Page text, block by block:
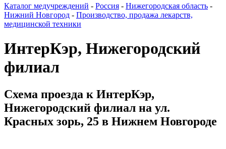
Каталог медучреждений - Россия - Нижегородская область -
Нижний Новгород - Производство, продажа лекарств,
медицинской техники
ИнтерКэр, Нижегородский
филиал
Схема проезда к ИнтерКэр,
Нижегородский филиал на ул.
Красных зорь, 25 в Нижнем Новгороде